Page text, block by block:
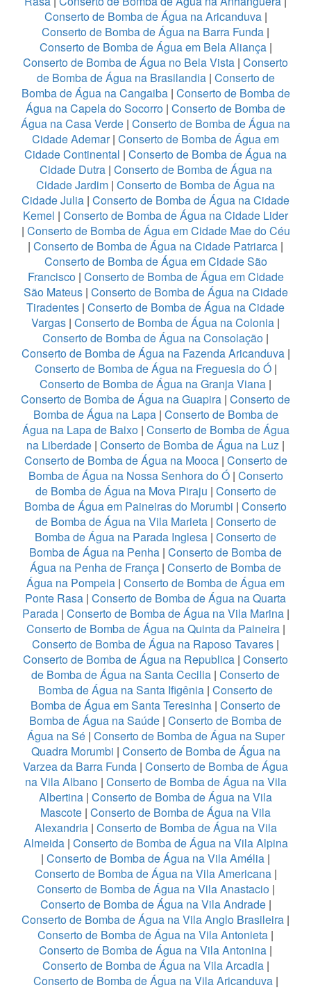
Conserto de Bomba de Água na Aricanduva|
Conserto de Bomba de Água na Barra Funda |
Conserto de Bomba de Água em Bela Aliança |
Conserto de Bomba de Água no Bela Vista | Conserto
de Bomba de Água na Brasilandia| Conserto de
Bomba de Água na Cangaiba| Conserto de Bomba de
Água na Capela do Socorro | Conserto de Bomba de
Água na Casa Verde | Conserto de Bomba de Água na
Cidade Ademar| Conserto de Bomba de Água em
Cidade Continental | Conserto de Bomba de Água na
Cidade Dutra | Conserto de Bomba de Água na
Cidade Jardim | Conserto de Bomba de Água na
Cidade Julia | Conserto de Bomba de Água na Cidade
Kemel | Conserto de Bomba de Água na Cidade Lider
| Conserto de Bomba de Água em Cidade Mae do Céu
| Conserto de Bomba de Água na Cidade Patriarca |
Conserto de Bomba de Água em Cidade São
Francisco | Conserto de Bomba de Água em Cidade
São Mateus| Conserto de Bomba de Água na Cidade
Tiradentes | Conserto de Bomba de Água na Cidade
Vargas | Conserto de Bomba de Água na Colonia |
Conserto de Bomba de Água na Consolação |
Conserto de Bomba de Água na Fazenda Aricanduva|
Conserto de Bomba de Água na Freguesia do Ó|
Conserto de Bomba de Água na Granja Viana |
Conserto de Bomba de Água na Guapira | Conserto de
Bomba de Água na Lapa| Conserto de Bomba de
Água na Lapa de Baixo | Conserto de Bomba de Água
na Liberdade | Conserto de Bomba de Água na Luz |
Conserto de Bomba de Água na Mooca| Conserto de
Bomba de Água na Nossa Senhora do Ó| Conserto
de Bomba de Água na Mova Piraju | Conserto de
Bomba de Água em Paineiras do Morumbi | Conserto
de Bomba de Água na Vila Marieta| Conserto de
Bomba de Água na Parada Inglesa | Conserto de
Bomba de Água na Penha | Conserto de Bomba de
Água na Penha de França | Conserto de Bomba de
Água na Pompeia | Conserto de Bomba de Água em
Ponte Rasa | Conserto de Bomba de Água na Quarta
Parada| Conserto de Bomba de Água na Vila Marina|
Conserto de Bomba de Água na Quinta da Paineira|
Conserto de Bomba de Água na Raposo Tavares |
Conserto de Bomba de Água na Republica | Conserto
de Bomba de Água na Santa Cecilia | Conserto de
Bomba de Água na Santa Ifigênia | Conserto de
Bomba de Água em Santa Teresinha | Conserto de
Bomba de Água na Saúde | Conserto de Bomba de
Água na Sé| Conserto de Bomba de Água na Super
Quadra Morumbi | Conserto de Bomba de Água na
Varzea da Barra Funda | Conserto de Bomba de Água
na Vila Albano| Conserto de Bomba de Água na Vila
Albertina | Conserto de Bomba de Água na Vila
Mascote | Conserto de Bomba de Água na Vila
Alexandria| Conserto de Bomba de Água na Vila
Almeida | Conserto de Bomba de Água na Vila Alpina
| Conserto de Bomba de Água na Vila Amélia |
Conserto de Bomba de Água na Vila Americana|
Conserto de Bomba de Água na Vila Anastacio|
Conserto de Bomba de Água na Vila Andrade|
Conserto de Bomba de Água na Vila Anglo Brasileira |
Conserto de Bomba de Água na Vila Antonieta |
Conserto de Bomba de Água na Vila Antonina |
Conserto de Bomba de Água na Vila Arcadia |
Conserto de Bomba de Água na Vila Aricanduva|